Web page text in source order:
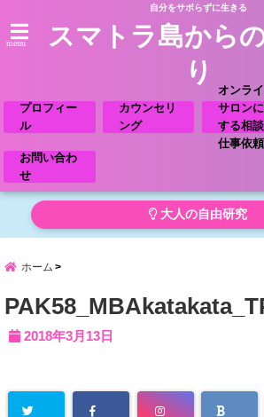
自分をサボらずに生きる
menu
スマトラ島から
り
プロフィー
ル
カウンセリ
ング
オンラ
サロン
する相談
仕事依頼
お問い合わ
せ
大人の自由研究
ホーム
2018年3月13日